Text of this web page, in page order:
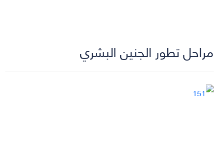
مراحل تطور الجنين البشري